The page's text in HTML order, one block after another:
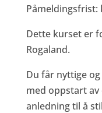
Påmeldingsfrist:
Dette kurset er
Rogaland.
Du får nyttige
med oppstart
anledning til å